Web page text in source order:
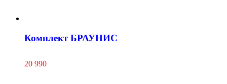
Комплект БРАУНИС
20 990